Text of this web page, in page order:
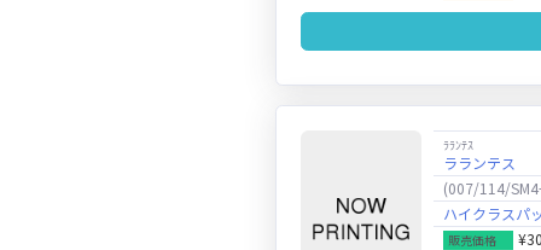
ﾗﾗﾝﾃｽ
ラランテス
(007/114/
ハイクラスパ
販売価格